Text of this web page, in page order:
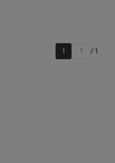
1
Přejít
/ 1